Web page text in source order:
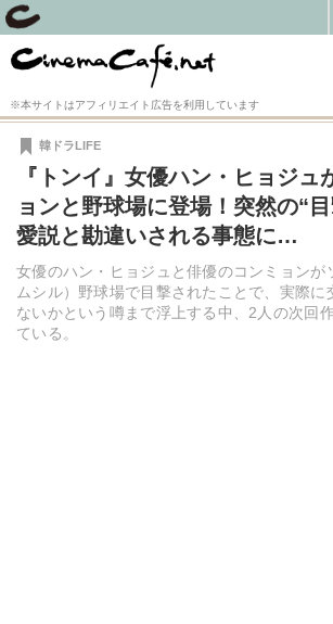
※本サイトはアフィリエイト広告を利用しています
『トンイ』女優ハン・ヒョジュ
ョンと野球場に登場！突然の“
愛説と勘違いされる事態に…
女優のハン・ヒョジュと俳優のコンミョンが
ムシル）野球場で目撃されたことで、実際に
ないかという噂まで浮上する中、2人の次回
ている。
韓ドラLIFE